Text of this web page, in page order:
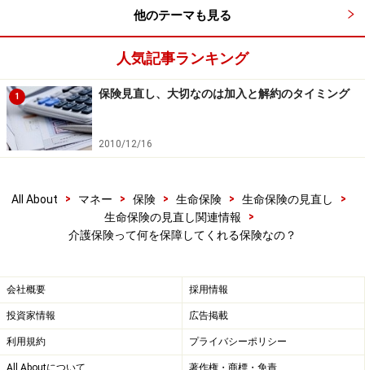
他のテーマも見る
人気記事ランキング
1 保険見直し、大切なのは加入と解約のタイミング
2010/12/16
All About > マネー > 保険 > 生命保険 > 生命保険の見直し
>
生命保険の見直し関連情報
>
介護保険って何を保障してくれる保険なの？
会社概要 採用情報
投資家情報 広告掲載
利用規約 プライバシーポリシー